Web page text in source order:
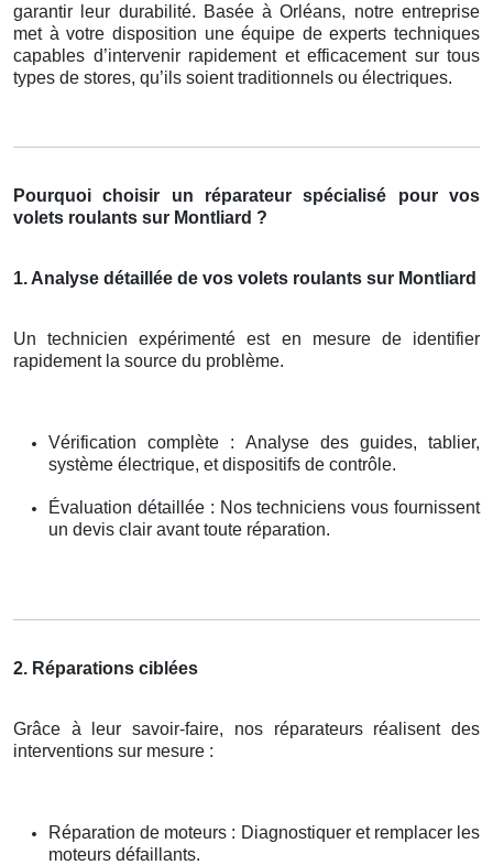
garantir leur durabilité. Basée à Orléans, notre entreprise
met à votre disposition une équipe de experts techniques
capables d’intervenir rapidement et efficacement sur tous
types de stores, qu’ils soient traditionnels ou électriques.
Pourquoi choisir un réparateur spécialisé pour vos
volets roulants sur Montliard ?
1. Analyse détaillée de vos volets roulants sur Montliard
Un technicien expérimenté est en mesure de identifier
rapidement la source du problème.
Vérification complète : Analyse des guides, tablier,
système électrique, et dispositifs de contrôle.
Évaluation détaillée : Nos techniciens vous fournissent
un devis clair avant toute réparation.
2. Réparations ciblées
Grâce à leur savoir-faire, nos réparateurs réalisent des
interventions sur mesure :
Réparation de moteurs : Diagnostiquer et remplacer les
moteurs défaillants.